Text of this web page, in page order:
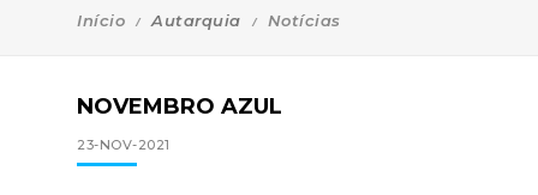
Início Autarquia Notícias
NOVEMBRO AZUL
23-NOV-2021